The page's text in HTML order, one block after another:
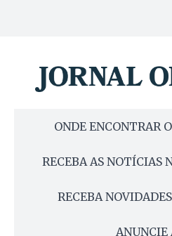
ONDE ENCONTRAR
RECEBA AS NOTÍCIAS
RECEBA
ANUNCIE